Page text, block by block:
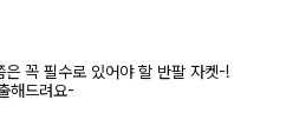
꼭 필수로 있어야 할 반팔 자켓-!
해드려요-